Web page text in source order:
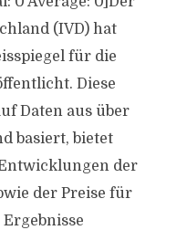
(IVD) hat
für die
Diese
Daten aus über
basiert, bietet
der
der Preise für